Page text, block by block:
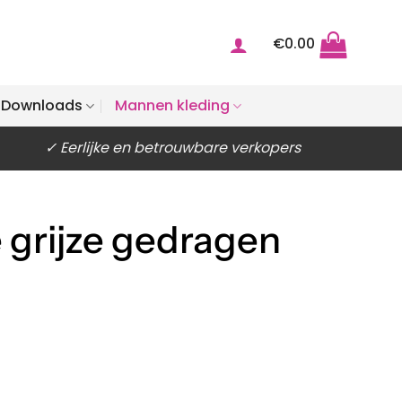
€0.00
Downloads Mannen kleding
✓ Eerlijke en betrouwbare verkopers
gedragen